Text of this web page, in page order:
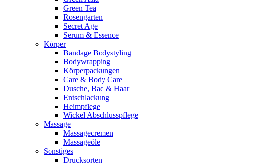
Green Tea
Rosengarten
Secret Age
Serum & Essence
Körper
Bandage Bodystyling
Bodywrapping
Körperpackungen
Care & Body Care
Dusche, Bad & Haar
Entschlackung
Heimpflege
Wickel Abschlusspflege
Massage
Massagecremen
Massageöle
Sonstiges
Drucksorten